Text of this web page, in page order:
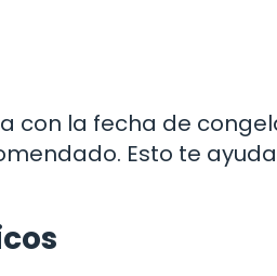
con la fecha de
Esto te